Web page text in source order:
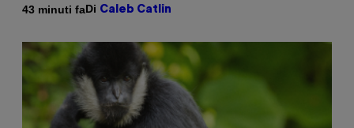
43 minuti faDi Caleb Catlin